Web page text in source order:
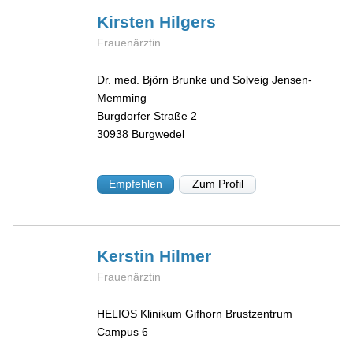
Kirsten Hilgers
Frauenärztin
Dr. med. Björn Brunke und Solveig Jensen-
Memming
Burgdorfer Straße 2
30938 Burgwedel
Empfehlen Zum Profil
Kerstin Hilmer
Frauenärztin
HELIOS Klinikum Gifhorn Brustzentrum
Campus 6